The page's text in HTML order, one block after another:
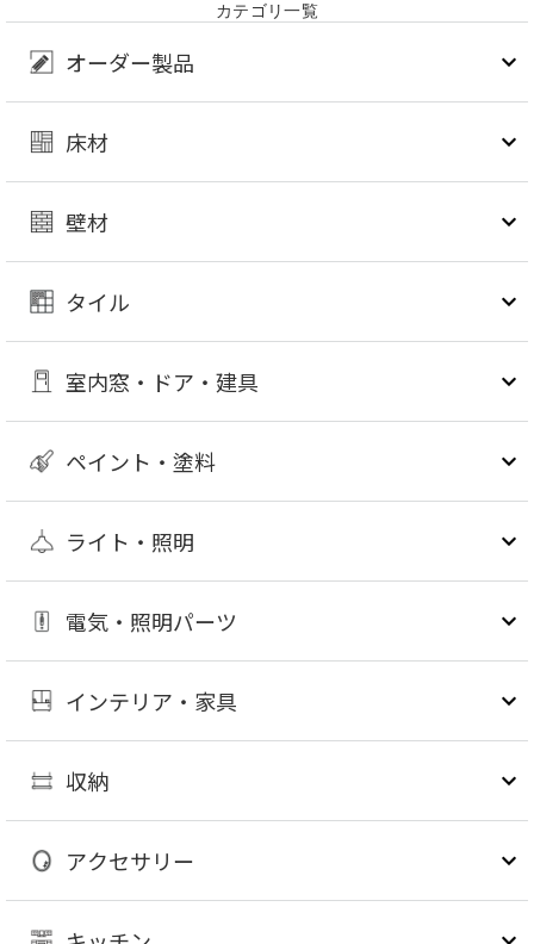
カテゴリ一覧
オーダー製品
床材
壁材
タイル
室内窓・ドア・建具
ペイント・塗料
ライト・照明
電気・照明パーツ
インテリア・家具
収納
アクセサリー